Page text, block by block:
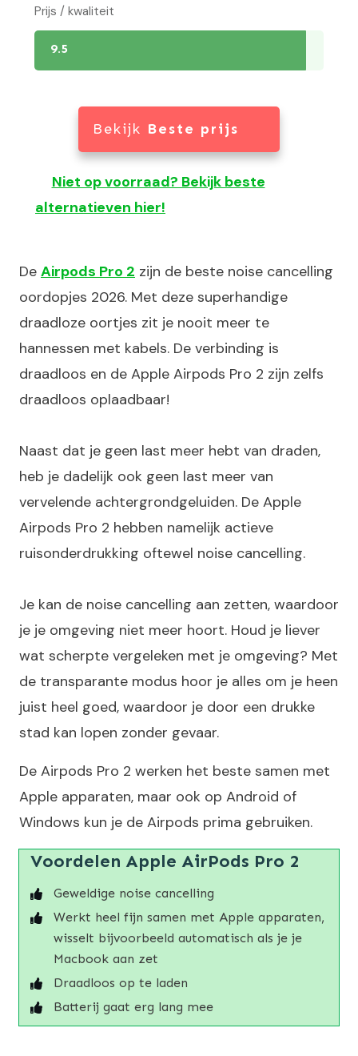
Prijs / kwaliteit
9.5
Bekijk Beste prijs
Niet op voorraad? Bekijk beste
alternatieven hier!
De Airpods Pro 2 zijn de beste noise cancelling
oordopjes 2026. Met deze superhandige
draadloze oortjes zit je nooit meer te
hannessen met kabels. De verbinding is
draadloos en de Apple Airpods Pro 2 zijn zelfs
draadloos oplaadbaar!
Naast dat je geen last meer hebt van draden,
heb je dadelijk ook geen last meer van
vervelende achtergrondgeluiden. De Apple
Airpods Pro 2 hebben namelijk actieve
ruisonderdrukking oftewel noise cancelling.
Je kan de noise cancelling aan zetten, waardoor
je je omgeving niet meer hoort. Houd je liever
wat scherpte vergeleken met je omgeving? Met
de transparante modus hoor je alles om je heen
juist heel goed, waardoor je door een drukke
stad kan lopen zonder gevaar.
De Airpods Pro 2 werken het beste samen met
Apple apparaten, maar ook op Android of
Windows kun je de Airpods prima gebruiken.
Voordelen Apple AirPods Pro 2
Geweldige noise cancelling
Werkt heel fijn samen met Apple apparaten,
wisselt bijvoorbeeld automatisch als je je
Macbook aan zet
Draadloos op te laden
Batterij gaat erg lang mee